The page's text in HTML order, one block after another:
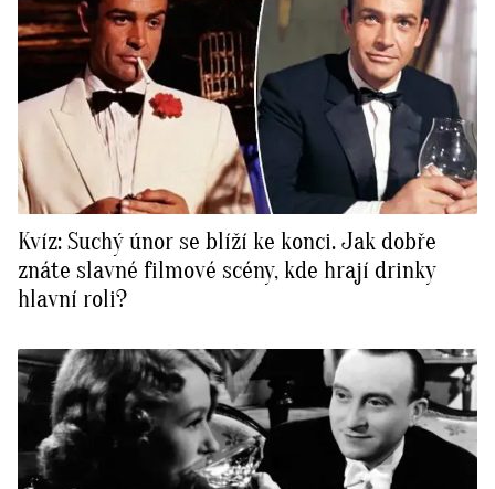
Kvíz: Suchý únor se blíží ke konci. Jak dobře
znáte slavné filmové scény, kde hrají drinky
hlavní roli?